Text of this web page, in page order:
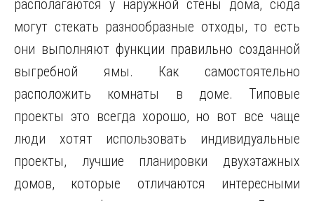
располагаются у наружной стены дома, сюда
могут стекать разнообразные отходы, то есть
они выполняют функции правильно созданной
выгребной ямы. Как самостоятельно
расположить комнаты в доме. Типовые
проекты это всегда хорошо, но вот все чаще
люди хотят использовать индивидуальные
проекты, лучшие планировки двухэтажных
домов, которые отличаются интересными